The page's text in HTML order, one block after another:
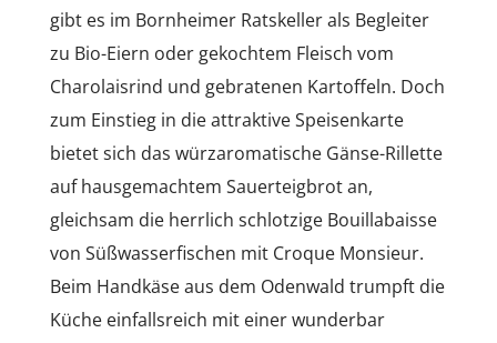
gibt es im Bornheimer Ratskeller als Begleiter
zu Bio-Eiern oder gekochtem Fleisch vom
Charolaisrind und gebratenen Kartoffeln. Doch
zum Einstieg in die attraktive Speisenkarte
bietet sich das würzaromatische Gänse-Rillette
auf hausgemachtem Sauerteigbrot an,
gleichsam die herrlich schlotzige Bouillabaisse
von Süßwasserfischen mit Croque Monsieur.
Beim Handkäse aus dem Odenwald trumpft die
Küche einfallsreich mit einer wunderbar